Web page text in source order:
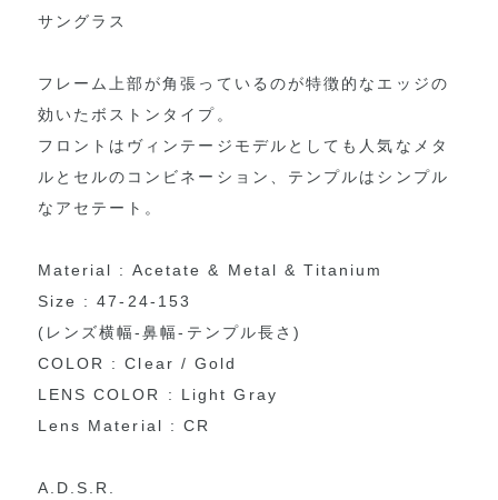
サングラス
フレーム上部が角張っているのが特徴的なエッジの
効いたボストンタイプ。
フロントはヴィンテージモデルとしても人気なメタ
ルとセルのコンビネーション、テンプルはシンプル
なアセテート。
Material : Acetate & Metal & Titanium
Size : 47-24-153
(レンズ横幅-鼻幅-テンプル長さ)
COLOR : Clear / Gold
LENS COLOR : Light Gray
Lens Material : CR
A.D.S.R.